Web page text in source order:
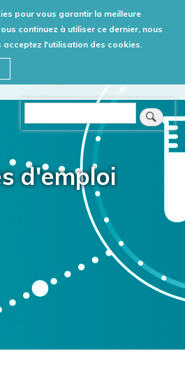
pour vous garantir la meilleure
continuez à utiliser ce dernier, nous
acceptez l'utilisation des cookies.
Aller
au
contenu
Rechercher
d'emploi